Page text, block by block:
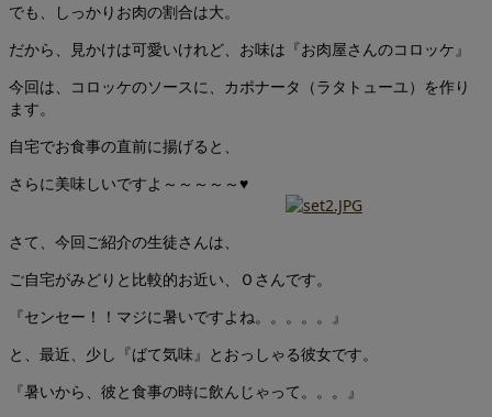
でも、しっかりお肉の割合は大。
だから、見かけは可愛いけれど、お味は『お肉屋さんのコロッケ』
今回は、コロッケのソースに、カポナータ（ラタトューユ）を作り
ます。
自宅でお食事の直前に揚げると、
さらに美味しいですよ～～～～～♥
さて、今回ご紹介の生徒さんは、
ご自宅がみどりと比較的お近い、Ｏさんです。
『センセー！！マジに暑いですよね。。。。。』
と、最近、少し『ばて気味』とおっしゃる彼女です。
『暑いから、彼と食事の時に飲んじゃって。。。』